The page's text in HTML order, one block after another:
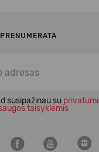
susipažinau su
taisyklėmis